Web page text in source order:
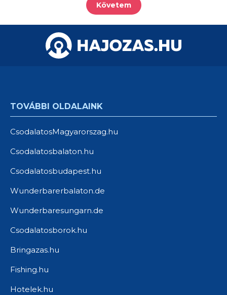
Követem
TOVÁBBI OLDALAINK
CsodalatosMagyarorszag.hu
Csodalatosbalaton.hu
Csodalatosbudapest.hu
Wunderbarerbalaton.de
Wunderbaresungarn.de
Csodalatosborok.hu
Bringazas.hu
Fishing.hu
Hotelek.hu